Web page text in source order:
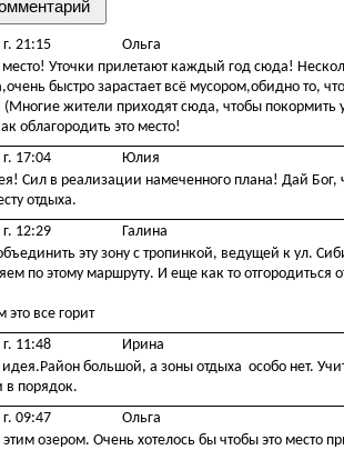
21:15
Ольга
Уточки прилетают каждый год сюда!
быстро зарастает всё мусором,обидно то,
(Многие жители приходят сюда, чтобы покормить
облагородить это место!
17:04
Юлия
Сил в реализации намеченного плана! Дай
отдыха.
12:29
Галина
эту зону с тропинкой, ведущей к ул.
по этому маршруту. И еще как то
это все горит
11:48
Ирина
большой, а зоны отдыха особо нет.
в порядок.
09:47
Ольга
озером. Очень хотелось бы чтобы это место